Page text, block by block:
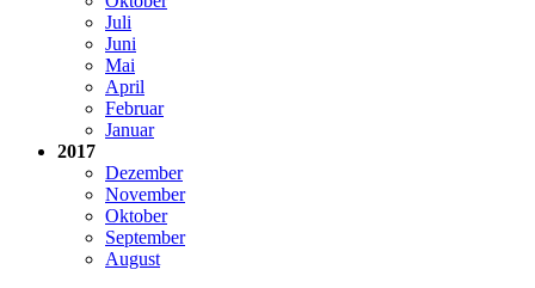
Juli
Juni
Mai
April
Februar
Januar
2017
Dezember
November
Oktober
September
August